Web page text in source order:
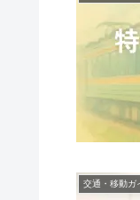
交通・移動ガ